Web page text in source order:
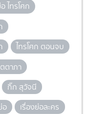
ไทรโศก
ไทรโศก ตอนจบ
ตาภา
กิ๊ก สุวัจนี
อ
เรื่องย่อละคร